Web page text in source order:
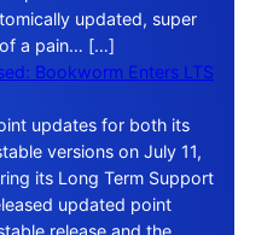
updated, super
a pain… […]
Bookworm Enters LTS
updates for both its
versions on July 11,
its Long Term Support
updated point